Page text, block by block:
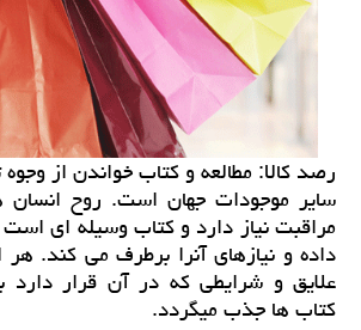
رصد كالا: مطالعه و كتاب خواندن از وجوه
سایر موجودات جهان است. روح
مراقبت نیاز دارد و كتاب وسیله ای
داده و نیازهای آنرا برطرف می كند. هر
علایق و شرایطی كه در آن قرار
كتاب ها جذب میگردد.